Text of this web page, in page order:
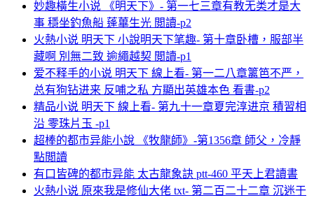
妙趣橫生小说 《明天下》- 第一七三章有教无类才是大
事 穩坐釣魚船 蓬蓽生光 閲讀-p2
火熱小说 明天下 小說明天下笔趣- 第十章卧槽，服部半
藏啊 別無二致 逾繩越契 閲讀-p1
爱不释手的小说 明天下 線上看- 第一二八章篱笆不严，
总有狗钻进来 反哺之私 方顯出英雄本色 看書-p2
精品小说 明天下 線上看- 第九十一章夏完淳进京 積習相
沿 零珠片玉 -p1
超棒的都市异能小說 《牧龍師》-第1356章 師父，冷靜
點閲讀
有口皆碑的都市异能 太古龍象訣 ptt-460 平天上君讀書
火熱小说 原來我是修仙大佬 txt- 第二百二十二章 沉迷于